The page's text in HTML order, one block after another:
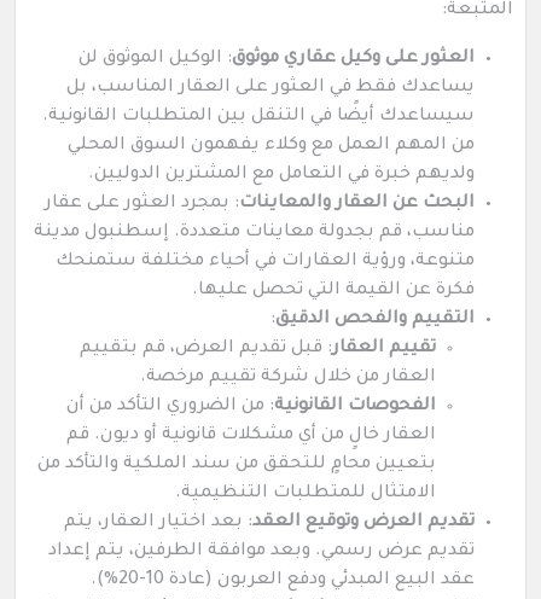
المتبعة:
العثور على وكيل عقاري موثوق: الوكيل الموثوق لن
يساعدك فقط في العثور على العقار المناسب، بل
سيساعدك أيضًا في التنقل بين المتطلبات القانونية.
من المهم العمل مع وكلاء يفهمون السوق المحلي
ولديهم خبرة في التعامل مع المشترين الدوليين.
البحث عن العقار والمعاينات: بمجرد العثور على عقار
مناسب، قم بجدولة معاينات متعددة. إسطنبول مدينة
متنوعة، ورؤية العقارات في أحياء مختلفة ستمنحك
فكرة عن القيمة التي تحصل عليها.
التقييم والفحص الدقيق:
تقييم العقار: قبل تقديم العرض، قم بتقييم
العقار من خلال شركة تقييم مرخصة.
الفحوصات القانونية: من الضروري التأكد من أن
العقار خالٍ من أي مشكلات قانونية أو ديون. قم
بتعيين محامٍ للتحقق من سند الملكية والتأكد من
الامتثال للمتطلبات التنظيمية.
تقديم العرض وتوقيع العقد: بعد اختيار العقار، يتم
تقديم عرض رسمي. وبعد موافقة الطرفين، يتم إعداد
عقد البيع المبدئي ودفع العربون (عادة 10-20%).